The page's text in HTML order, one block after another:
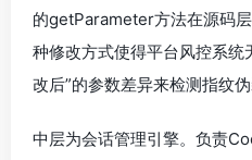
的getParameter方法在源码
种修改方式使得平台风控系统
改后”的参数差异来检测指纹伪
中层为会话管理引擎。负责